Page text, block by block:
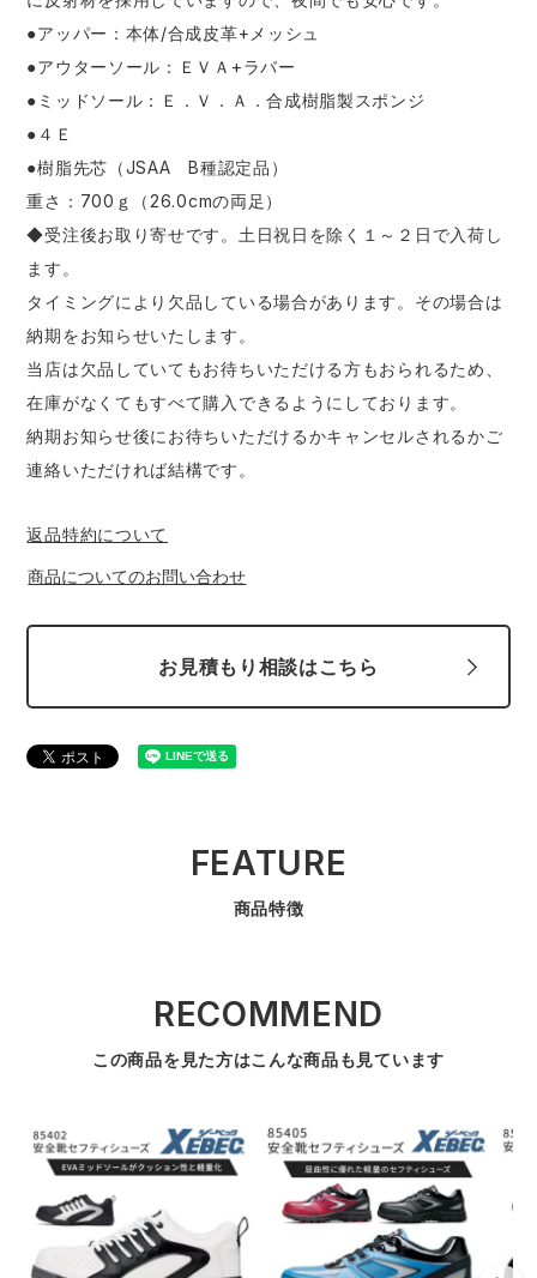
●アッパー：本体/合成皮革+メッシュ
●アウターソール：ＥＶＡ+ラバー
●ミッドソール：Ｅ．Ｖ．Ａ．合成樹脂製スポンジ
●４Ｅ
●樹脂先芯（JSAA B種認定品）
重さ：700ｇ（26.0cmの両足）
◆受注後お取り寄せです。土日祝日を除く１～２日で入荷し
ます。
タイミングにより欠品している場合があります。その場合は
納期をお知らせいたします。
当店は欠品していてもお待ちいただける方もおられるため、
在庫がなくてもすべて購入できるようにしております。
納期お知らせ後にお待ちいただけるかキャンセルされるかご
連絡いただければ結構です。
返品特約について
商品についてのお問い合わせ
お見積もり相談はこちら
FEATURE
商品特徴
RECOMMEND
この商品を見た方はこんな商品も見ています